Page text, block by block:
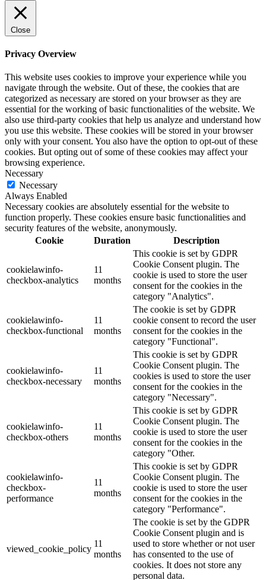
Close
Privacy Overview
This website uses cookies to improve your experience while you
navigate through the website. Out of these, the cookies that are
categorized as necessary are stored on your browser as they are
essential for the working of basic functionalities of the website. We
also use third-party cookies that help us analyze and understand how
you use this website. These cookies will be stored in your browser
only with your consent. You also have the option to opt-out of these
cookies. But opting out of some of these cookies may affect your
browsing experience.
Necessary
Necessary
Always Enabled
Necessary cookies are absolutely essential for the website to
function properly. These cookies ensure basic functionalities and
security features of the website, anonymously.
Cookie
Duration Description
cookielawinfo-
checkbox-analytics
11
months
This cookie is set by GDPR
Cookie Consent plugin. The
cookie is used to store the user
consent for the cookies in the
category "Analytics".
cookielawinfo-
checkbox-functional
11
months
The cookie is set by GDPR
cookie consent to record the user
consent for the cookies in the
category "Functional".
cookielawinfo-
checkbox-necessary
11
months
This cookie is set by GDPR
Cookie Consent plugin. The
cookies is used to store the user
consent for the cookies in the
category "Necessary".
cookielawinfo-
checkbox-others
11
months
This cookie is set by GDPR
Cookie Consent plugin. The
cookie is used to store the user
consent for the cookies in the
category "Other.
cookielawinfo-
checkbox-
performance
11
months
This cookie is set by GDPR
Cookie Consent plugin. The
cookie is used to store the user
consent for the cookies in the
category "Performance".
viewed_cookie_policy
11
months
The cookie is set by the GDPR
Cookie Consent plugin and is
used to store whether or not user
has consented to the use of
cookies. It does not store any
personal data.